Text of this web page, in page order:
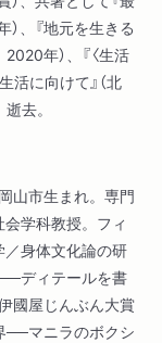
――沖縄の建設業
キー、建設業の
上間陽子
、『地元を生きる
年）、『〈生活
に向けて』（北
去。
山市生まれ。専門
学科教授。フィ
／身体文化論の研
ディテールを書
國屋じんぶん大賞
──マニラのボクシ